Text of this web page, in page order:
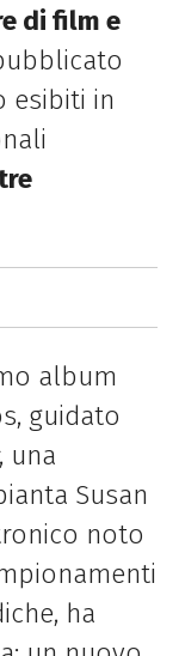
di film e
esibiti in
album
guidato
una
Susan
noto
ha